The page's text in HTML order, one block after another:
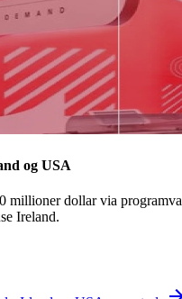
og USA
millioner dollar via
Ireland.